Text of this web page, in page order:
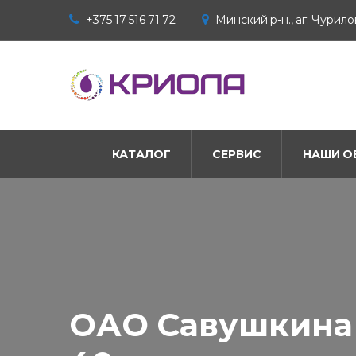
+375 17 516 71 72 Минский р-н., аг.
КАТАЛОГ СЕРВИС НАШИ
ОАО Савушкина